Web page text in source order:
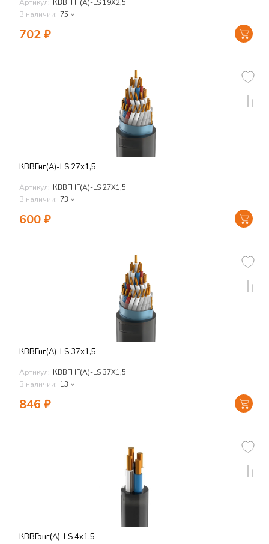
Артикул: КВВГНГ(А)-LS 19Х2,5
В наличии: 75 м
702₽
КВВГнг(А)-LS 27х1,5
Артикул: КВВГНГ(А)-LS 27Х1,5
В наличии: 73 м
600₽
КВВГнг(А)-LS 37х1,5
Артикул: КВВГНГ(А)-LS 37Х1,5
В наличии: 13 м
846 ₽
КВВГэнг(А)-LS 4х1,5